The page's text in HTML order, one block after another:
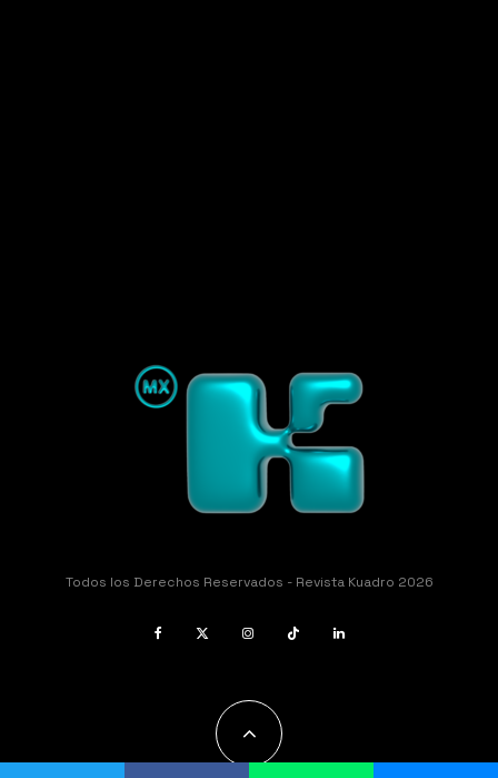
Todos los Derechos Reservados - Revista Kuadro 2026